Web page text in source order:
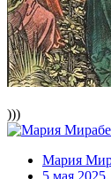
)))
Мария